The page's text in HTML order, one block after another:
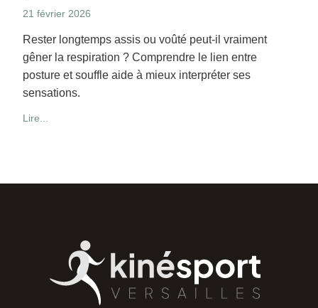
21 février 2026
Rester longtemps assis ou voûté peut-il vraiment
gêner la respiration ? Comprendre le lien entre
posture et souffle aide à mieux interpréter ses
sensations.
Lire...